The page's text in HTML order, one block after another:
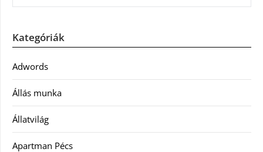
Kategóriák
Adwords
Állás munka
Állatvilág
Apartman Pécs